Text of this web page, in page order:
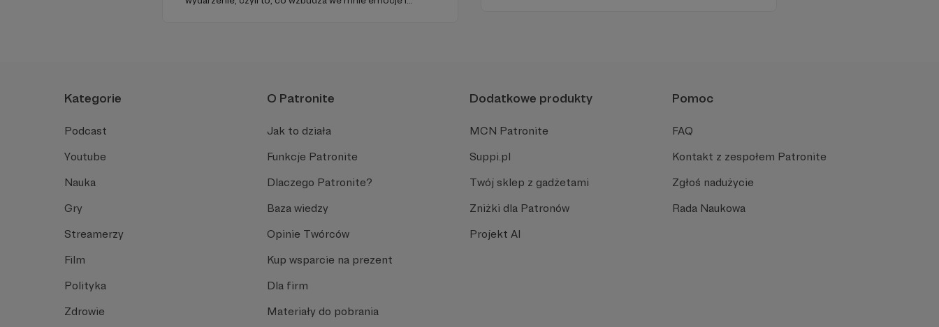
Kategorie
Podcast
Youtube
Nauka
Gry
Streamerzy
Film
Polityka
Zdrowie
O Patronite
Jak to działa
Funkcje Patronite
Dlaczego Patronite?
Baza wiedzy
Opinie Twórców
Kup wsparcie na prezent
Dla firm
Materiały do pobrania
Dodatkowe produkty
MCN Patronite
Suppi.pl
Twój sklep z gadżetami
Zniżki dla Patronów
Projekt AI
Pomoc
FAQ
Kontakt z zespołem Patronite
Zgłoś nadużycie
Rada Naukowa